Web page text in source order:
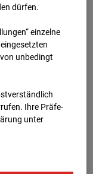
dürfen.
einzelne
unbedingt
Ihre Prä­fe­
unter